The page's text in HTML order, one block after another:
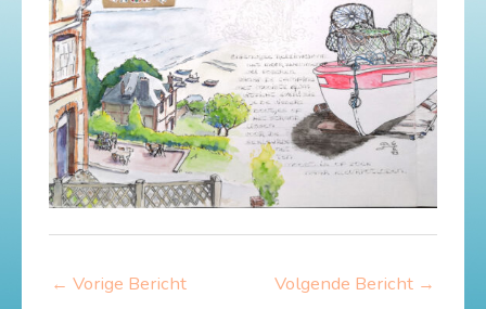
← Vorige Bericht Volgende Bericht →